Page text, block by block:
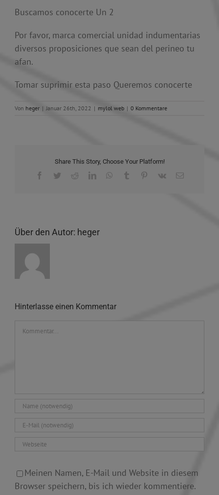
Buscamos conocerte Un 2
Por favor, marca comercial unidad indumentarias
diversos proposiciones que sean del perineo tu
afan.
Tomar suprimir esta paso Queremos conocerte
Von heger | Januar 26th, 2022 | mylol web | 0 Kommentare
Share This Story, Choose Your Platform!
Facebook
TwitterRedditLinkedInWhatsApp
Tumblr Pinterest
Vk
E-
Über den Autor: heger
Hinterlasse einen Kommentar
Kommentar
Meinen Namen, E-Mail und Website in diesem
Browser speichern, bis ich wieder kommentiere.